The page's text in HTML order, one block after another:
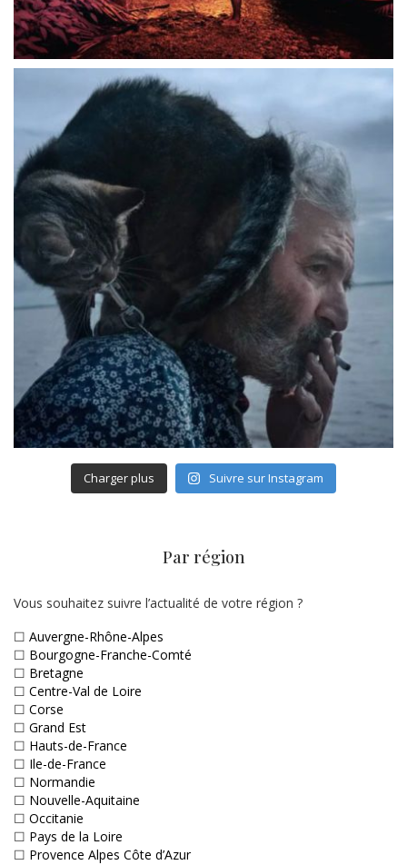
Charger plus Suivre sur Instagram
Par région
Vous souhaitez suivre l’actualité de votre région ?
☐ Auvergne-Rhône-Alpes
☐ Bourgogne-Franche-Comté
☐ Bretagne
☐ Centre-Val de Loire
☐ Corse
☐ Grand Est
☐ Hauts-de-France
☐ Ile-de-France
☐ Normandie
☐ Nouvelle-Aquitaine
☐ Occitanie
☐ Pays de la Loire
☐ Provence Alpes Côte d’Azur